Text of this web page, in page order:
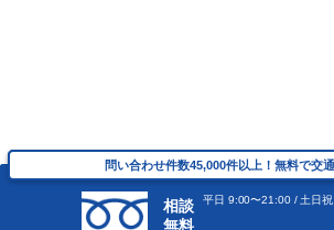
問い合わせ件数45,000件以上！無料で交
相談
無料
平⽇ 9:00〜21:00 / ⼟⽇
問い合わせ件数45,000件以上！無料で交
相談
無料
平⽇ 9:00〜21:00 / ⼟⽇